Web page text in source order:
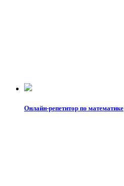
Онлайн-репетитор по математике